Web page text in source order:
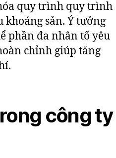
quy trình quy trình
khoáng sản. Ý tưởng
phần đa nhân tố yêu
chỉnh giúp tăng
công ty